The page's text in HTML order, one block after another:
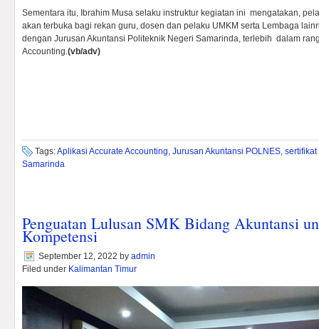
Sementara itu, Ibrahim Musa selaku instruktur kegiatan ini mengatakan,
akan terbuka bagi rekan guru, dosen dan pelaku UMKM serta Lembaga
dengan Jurusan Akuntansi Politeknik Negeri Samarinda, terlebih dalam
Accounting.(vb/adv)
Tags:Aplikasi Accurate Accounting, Jurusan Akuntansi POLNES,
Samarinda
Penguatan Lulusan SMK Bidang Akuntansi
Kompetensi
September 12, 2022 by admin
Filed under Kalimantan Timur